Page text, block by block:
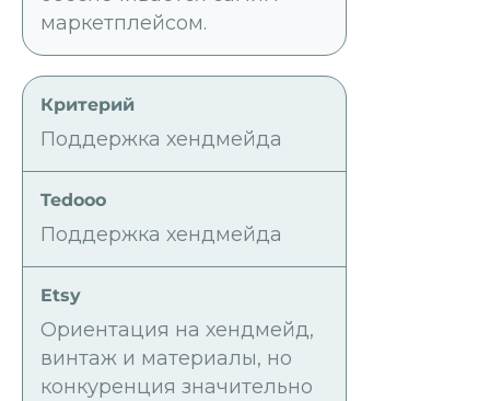
маркетплейсом.
Поддержка хендмейда
Поддержка хендмейда
Ориентация на хендмейд,
винтаж и материалы, но
конкуренция значительно